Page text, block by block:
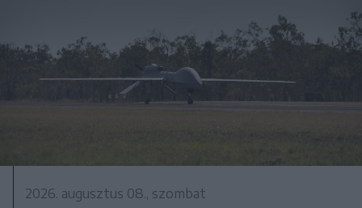
2026. augusztus 08., szombat